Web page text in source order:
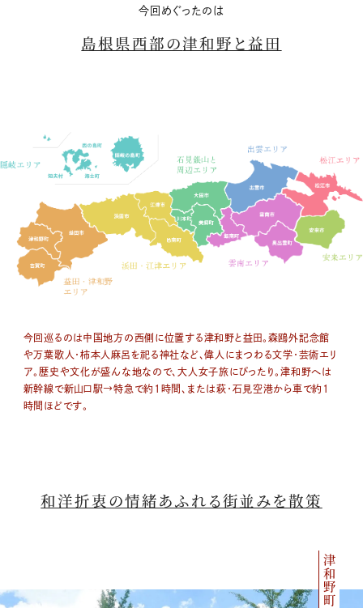
今回めぐったのは
島根県西部の津和野と益田
今回巡るのは中国地方の西側に位置する津和野と益田。森鴎外記念館
や万葉歌人・柿本人麻呂を祀る神社など、偉人にまつわる文学・芸術エリ
ア。歴史や文化が盛んな地なので、大人女子旅にぴったり。津和野へは
新幹線で新山口駅→特急で約１時間、または萩・石見空港から車で約1
時間ほどです。
和洋折衷の情緒あふれる街並みを散策
津和野町